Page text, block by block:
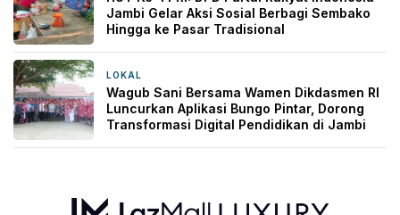
Jambi Gelar Aksi Sosial Berbagi Sembako
Hingga ke Pasar Tradisional
LOKAL
Wagub Sani Bersama Wamen Dikdasmen RI
Luncurkan Aplikasi Bungo Pintar, Dorong
Transformasi Digital Pendidikan di Jambi